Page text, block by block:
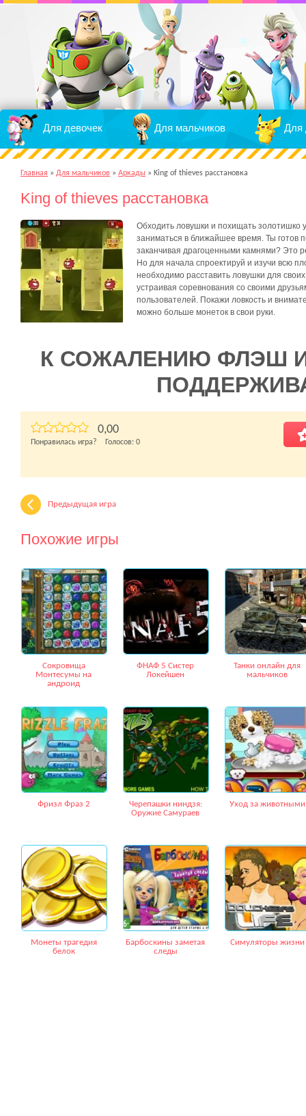
Для девочек Для мальчиков Для
Главная » Для мальчиков » Аркады » King of thieves расстановка
King of thieves расстановка
Обходить ловушки и похищать золотишко
заниматься в ближайшее время. Ты готов
заканчивая драгоценными камнями? Это
Но для начала спроектируй и изучи всю
необходимо расставить ловушки для
устраивая соревнования со своими
пользователей. Покажи ловкость и
можно больше монеток в свои руки.
К СОЖАЛЕНИЮ ФЛЭШ
0,00
Понравилась игра? Голосов: 0
Предыдущая игра
Похожие игры
Сокровища
Монтесумы на
андроид
ФНАФ 5 Систер
Локейшен
Танки онлайн для
мальчиков
Фризл Фраз 2
Черепашки ниндзя:
Оружие Самураев
Уход за животными
Монеты трагедия
белок
Барбоскины заметая
следы
Симуляторы жизни